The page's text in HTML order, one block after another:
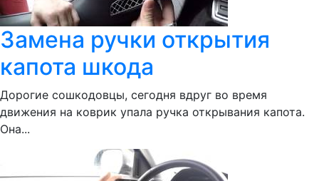
Замена ручки открытия
капота шкода
Дорогие сошкодовцы, сегодня вдруг во время
движения на коврик упала ручка открывания капота.
Она...